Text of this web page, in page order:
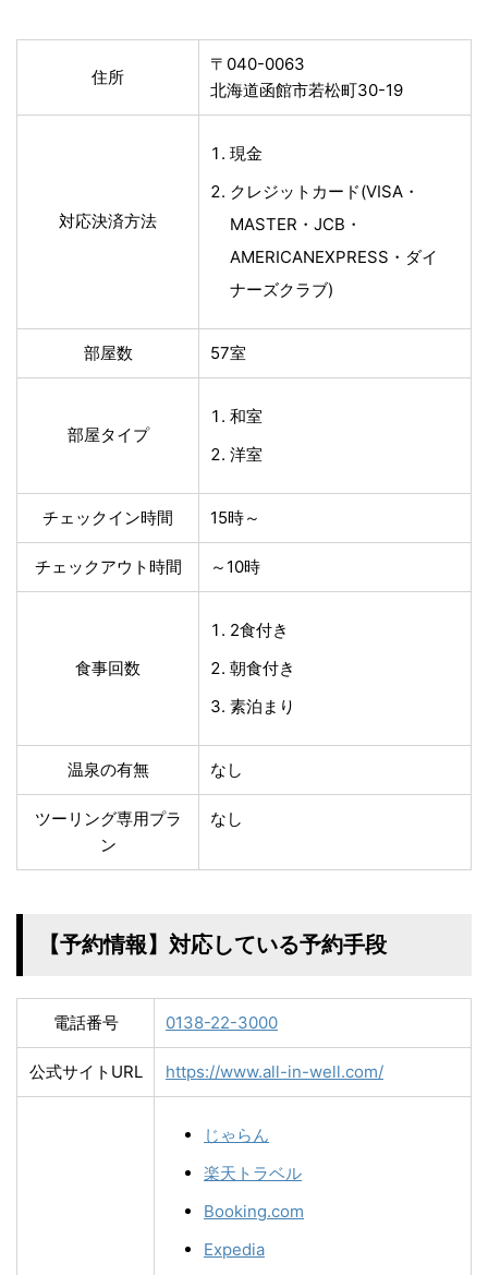
住所
〒040-0063
北海道函館市若松町30-19
対応決済方法
現金
クレジットカード(VISA・
MASTER・JCB・
AMERICANEXPRESS・ダイ
ナーズクラブ)
部屋数 57室
部屋タイプ
和室
洋室
チェックイン時間 15時～
チェックアウト時間 ～10時
食事回数
2食付き
朝食付き
素泊まり
温泉の有無 なし
ツーリング専用プラ
ン
なし
【予約情報】対応している予約手段
電話番号 0138-22-3000
公式サイトURL https://www.all-in-well.com/
じゃらん
楽天トラベル
Booking.com
Expedia